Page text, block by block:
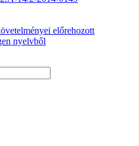
előrehozott
nyelvből